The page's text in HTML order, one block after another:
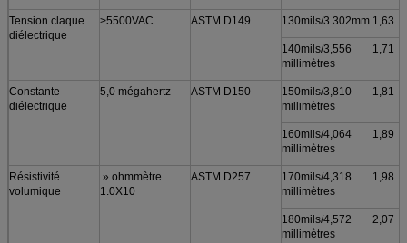
Tension claque
diélectrique
>5500VAC ASTM D149 130mils/3.302mm 1,63
140mils/3,556
millimètres
1,71
Constante
diélectrique
5,0 mégahertz ASTM D150
150mils/3,810
millimètres
1,81
160mils/4,064
millimètres
1,89
Résistivité
volumique
» ohmmètre
1.0X10
ASTM D257
170mils/4,318
millimètres
1,98
180mils/4,572
millimètres
2,07